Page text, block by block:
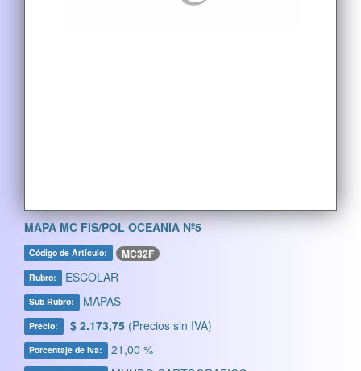
MAPA MC FIS/POL OCEANIA Nº5
Código de Artículo: MC32F
Rubro: ESCOLAR
Sub Rubro: MAPAS
Precio: $ 2.173,75 (Precios sin IVA)
Porcentaje de Iva: 21,00 %